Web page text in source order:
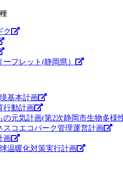
ク
フレット(静岡県）
基本計画
行動計画
の元気計画(第2次静岡市生物多様
スコエコパーク管理運営計画
画
温暖化対策実行計画